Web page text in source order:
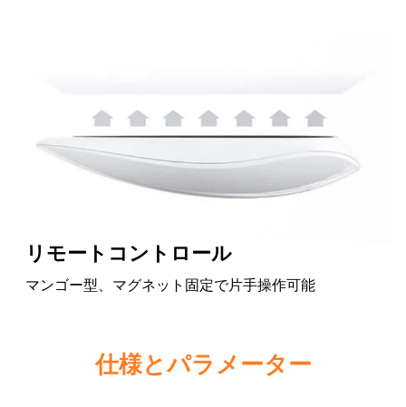
リモートコントロール
マンゴー型、マグネット固定で片手操作可能
仕様とパラメーター